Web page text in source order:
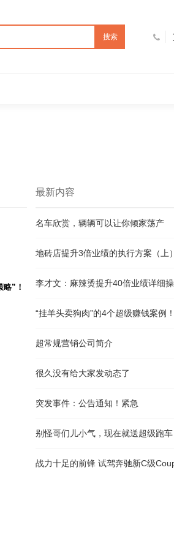
搜索
”！
最新内容
名车欣赏，辆辆可以让你倾家荡产
地砖店提升3倍业绩的执行方案（上）
李才文：麻辣烫提升40倍业绩详细
“挂羊头卖狗肉”的4个超级赚钱案例
超常规营销公司简介
很久没有给大家发动态了
突发事件：公告通知！紧急
别怪哥们儿小气，现在就送超级跑车
战力十足的前锋 试驾奔驰新C级